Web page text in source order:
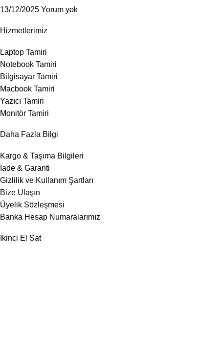
13/12/2025 Yorum yok
Hizmetlerimiz
Laptop Tamiri
Notebook Tamiri
Bilgisayar Tamiri
Macbook Tamiri
Yazıcı Tamiri
Monitör Tamiri
Daha Fazla Bilgi
Kargo & Taşıma Bilgileri
İade & Garanti
Gizlilik ve Kullanım Şartları
Bize Ulaşın
Üyelik Sözleşmesi
Banka Hesap Numaralarımız
İkinci El Sat